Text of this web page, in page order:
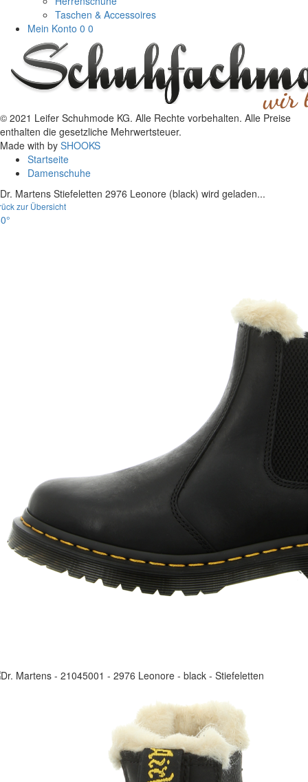
Taschen & Accessoires
Mein Konto 0 0
© 2021 Leifer Schuhmode KG. Alle Rechte vorbehalten. Alle Preise
enthalten die gesetzliche Mehrwertsteuer.
Made with by SHOOKS
Startseite
Damenschuhe
Dr. Martens Stiefeletten 2976 Leonore (black) wird geladen...
zur Übersicht